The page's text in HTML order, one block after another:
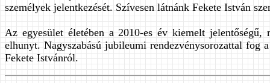
személyek jelentkezését. Szívesen látnánk Fekete István
Az egyesület életében a 2010-es év kiemelt
elhunyt. Nagyszabású jubileumi rendezvénysorozattal fog
Fekete Istvánról.